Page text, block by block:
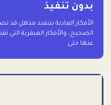
بدون تنفيذ
الأفكار العادية بتنفيذ مذهل قد
الصحيح، والأفكار العبقرية التي
عنها حتى